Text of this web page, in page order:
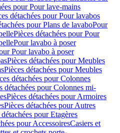
pour Pour lave-mains
détachées pour Pour lavabos
pour Plans de lavaboPour
Pièces détachées pour Pour
Pour lavabo à poser
Pour lavabo à poser
Pièces détachées pour Meubles
Pièces détachées pour Meubles
détachées pour Colonnes
détachées pour Colonnes mi-
Pièces détachées pour Armoires
Pièces détachées pour Autres
pour Etagères
pour AccessoiresCasiers et